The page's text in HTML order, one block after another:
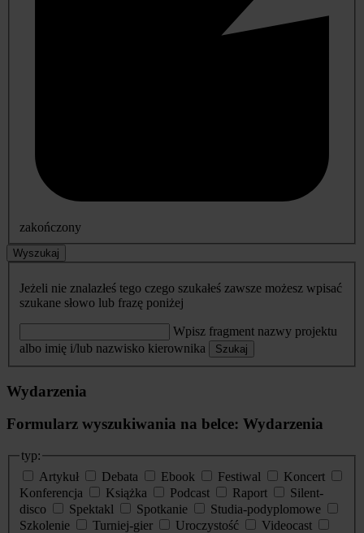
zakończony
Wyszukaj
Jeżeli nie znalazłeś tego czego szukałeś zawsze możesz wpisać
szukane słowo lub frazę poniżej
Wpisz fragment nazwy projektu
albo imię i/lub nazwisko kierownika
Szukaj
Wydarzenia
Formularz wyszukiwania na belce: Wydarzenia
typ:
Artykuł
Debata Ebook Festiwal
Koncert
Konferencja
Książka Podcast Raport
Silent-
disco
Spektakl Spotkanie
Studia-podyplomowe
Szkolenie
Turniej-gier Uroczystość
Videocast